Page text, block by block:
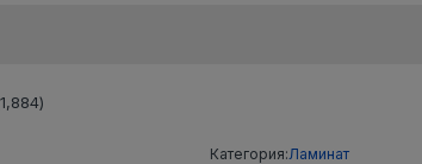
Категория:Ламинат